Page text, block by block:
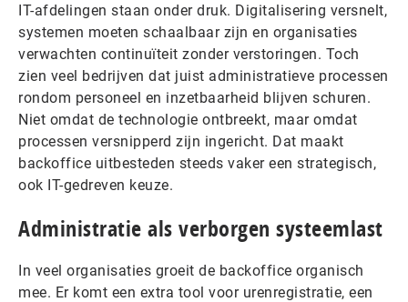
IT-afdelingen staan onder druk. Digitalisering versnelt,
systemen moeten schaalbaar zijn en organisaties
verwachten continuïteit zonder verstoringen. Toch
zien veel bedrijven dat juist administratieve processen
rondom personeel en inzetbaarheid blijven schuren.
Niet omdat de technologie ontbreekt, maar omdat
processen versnipperd zijn ingericht. Dat maakt
backoffice uitbesteden steeds vaker een strategisch,
ook IT-gedreven keuze.
Administratie als verborgen systeemlast
In veel organisaties groeit de backoffice organisch
mee. Er komt een extra tool voor urenregistratie, een